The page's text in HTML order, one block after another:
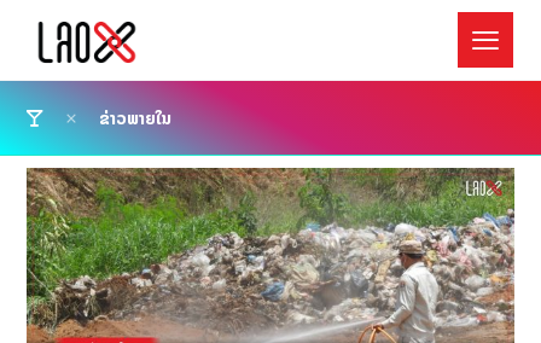
ຂ່າວພາຍໃນ